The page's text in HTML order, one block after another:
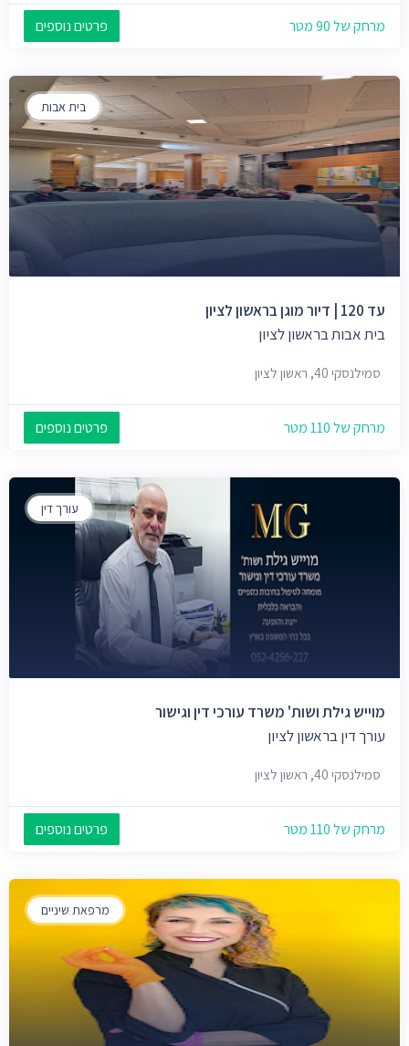
מרחק של 90 מטר פרטים נוספים
בית אבות
עד 120 | דיור מוגן בראשון לציון
בית אבות בראשון לציון
סמילנסקי 40, ראשון לציון
מרחק של 110 מטר פרטים נוספים
עורך דין
מוייש גילת ושות' משרד עורכי דין וגישור
עורך דין בראשון לציון
סמילנסקי 40, ראשון לציון
מרחק של 110 מטר פרטים נוספים
מרפאת שיניים